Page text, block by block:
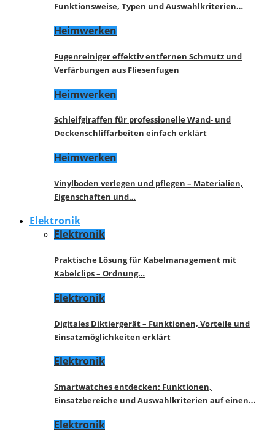
Funktionsweise, Typen und Auswahlkriterien…
Heimwerken
Fugenreiniger effektiv entfernen Schmutz und
Verfärbungen aus Fliesenfugen
Heimwerken
Schleifgiraffen für professionelle Wand- und
Deckenschliffarbeiten einfach erklärt
Heimwerken
Vinylboden verlegen und pflegen – Materialien,
Eigenschaften und…
Elektronik
Elektronik
Praktische Lösung für Kabelmanagement mit
Kabelclips – Ordnung…
Elektronik
Digitales Diktiergerät – Funktionen, Vorteile und
Einsatzmöglichkeiten erklärt
Elektronik
Smartwatches entdecken: Funktionen,
Einsatzbereiche und Auswahlkriterien auf einen…
Elektronik